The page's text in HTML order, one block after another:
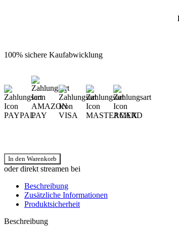
Erde 0 – Eine Science-Fiction-Dystopie zwischen den
100% sichere Kaufabwicklung
In den Warenkorb
oder direkt streamen bei
Beschreibung
Zusätzliche Informationen
Produktsicherheit
Beschreibung